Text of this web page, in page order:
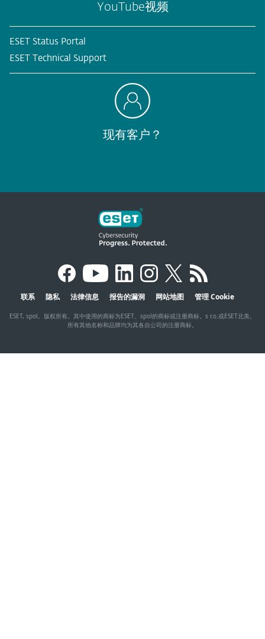
YouTube视频
ESET Status Portal
ESET Technical Support
现有客户？
联系 隐私 法律信息 报告的漏洞 网站地图 管理 Cookie
ESET, spol。版权所有。其中使用的商标为ESET、spol的商标或注册商标。s r.o.或ESET北美。
所有其他名称和品牌均为其各自公司的注册商标。